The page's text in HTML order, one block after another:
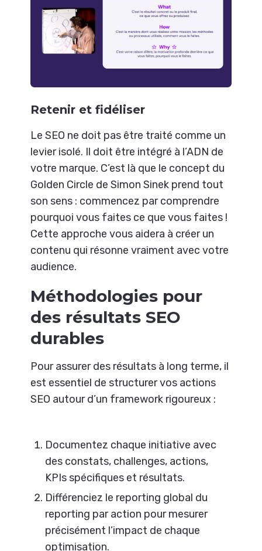
Retenir et fidéliser
Le SEO ne doit pas être traité comme un
levier isolé. Il doit être intégré à l’ADN de
votre marque. C’est là que le concept du
Golden Circle de Simon Sinek prend tout
son sens : commencez par comprendre
pourquoi vous faites ce que vous faites !
Cette approche vous aidera à créer un
contenu qui résonne vraiment avec votre
audience.
Méthodologies pour
des résultats SEO
durables
Pour assurer des résultats à long terme, il
est essentiel de structurer vos actions
SEO autour d’un framework rigoureux :
Documentez chaque initiative avec
des constats, challenges, actions,
KPIs spécifiques et résultats.
Différenciez le reporting global du
reporting par action pour mesurer
précisément l’impact de chaque
optimisation.